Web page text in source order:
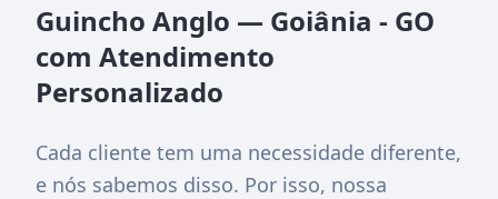
Guincho Anglo — Goiânia - GO
com Atendimento
Personalizado
Cada cliente tem uma necessidade diferente,
e nós sabemos disso. Por isso, nossa